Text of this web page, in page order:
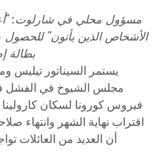
مسؤول محلي في شارلوت:
الأشخاص الذين يأتون"
بطالة
يستمر السيناتور تيليس
مجلس الشيوخ في الفشل
فيروس كورونا لسكان كارولينا
اقتراب نهاية الشهر وانتهاء
أن العديد من العائلات